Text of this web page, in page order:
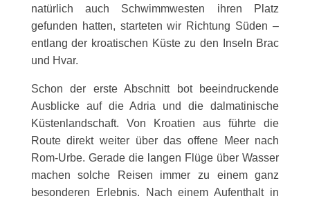
natürlich auch Schwimmwesten ihren Platz
gefunden hatten, starteten wir Richtung Süden –
entlang der kroatischen Küste zu den Inseln Brac
und Hvar.
Schon der erste Abschnitt bot beeindruckende
Ausblicke auf die Adria und die dalmatinische
Küstenlandschaft. Von Kroatien aus führte die
Route direkt weiter über das offene Meer nach
Rom-Urbe. Gerade die langen Flüge über Wasser
machen solche Reisen immer zu einem ganz
besonderen Erlebnis. Nach einem Aufenthalt in